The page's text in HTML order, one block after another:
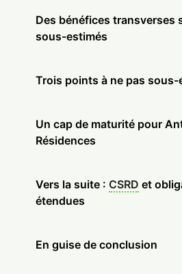
Des bénéfices transverses
sous-estimés
Trois points à ne pas sous-
Un cap de maturité pour
Résidences
Vers la suite : CSRD et
étendues
En guise de conclusion